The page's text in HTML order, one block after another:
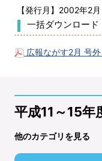
【発行月】2002年2月
一括ダウンロード
広報ながす2月 号
平成11～15年
他のカテゴリを見る